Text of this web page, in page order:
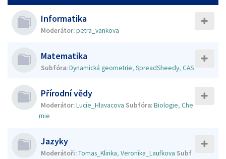
Informatika
Moderátor:petra_vankova
Matematika
Subfóra:Dynamická geometrie, SpreadSheedy, CAS
Přírodní vědy
Moderátor:Lucie_Hlavacova Subfóra:Biologie, Che
mie
Jazyky
Moderátoři:Tomas_Klinka, Veronika_Laufkova Subf